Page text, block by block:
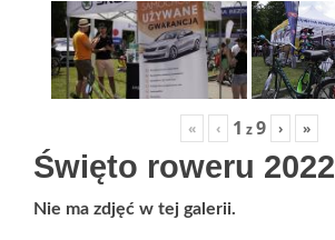
« ‹ 1 z9 › »
Święto roweru 2022
Nie ma zdjęć w tej galerii.